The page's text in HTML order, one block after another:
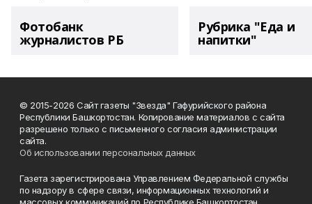
Фотобанк
журналистов РБ
Рубрика "Еда и
напитки"
© 2015-2026 Сайт газеты "Звезда" Гафурийского района
Республики Башкортостан. Копирование материалов с сайта
разрешено только с письменного согласия администрации
сайта.
Об использовании персональных данных
Газета зарегистрирована Управлением Федеральной службы
по надзору в сфере связи, информационных технологий и